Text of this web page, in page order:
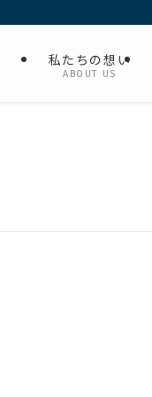
私たちの想い
ABOUT US